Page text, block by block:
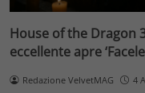
House of the Dragon
eccellente apre
Redazione VelvetMAG 4